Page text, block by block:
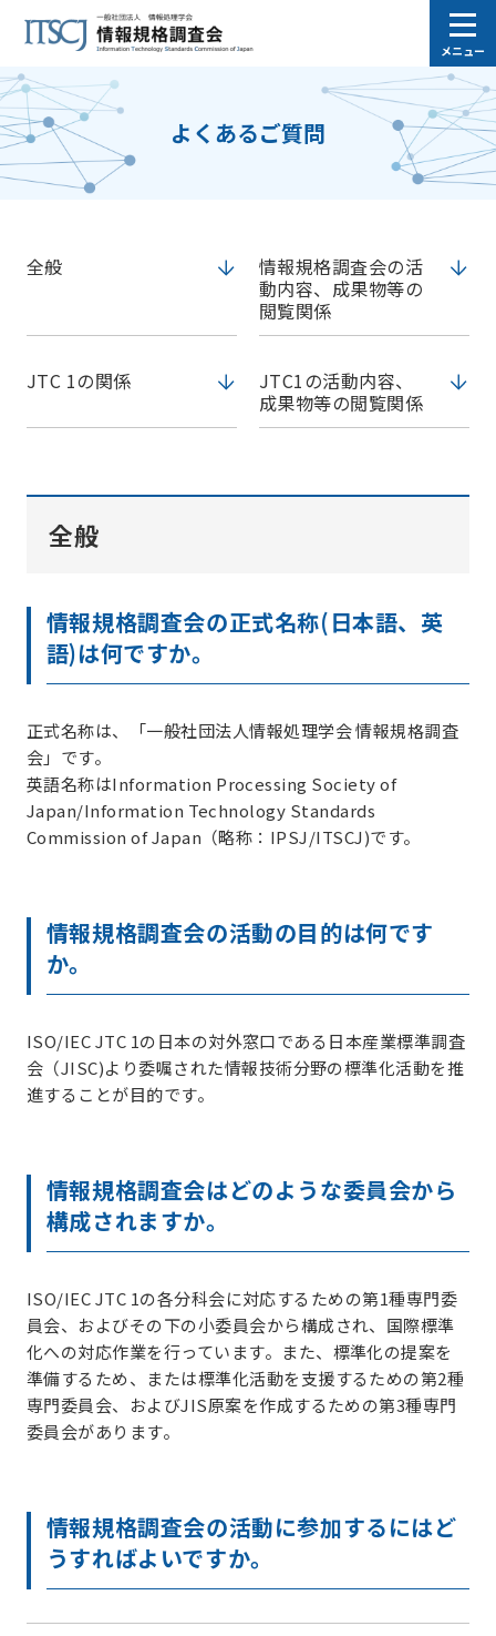
メニュー
よくあるご質問
全般
情報規格調査会の活
動内容、成果物等の
閲覧関係
JTC 1の関係
JTC1の活動内容、
成果物等の閲覧関係
全般
情報規格調査会の正式名称(日本語、英
語)は何ですか。
正式名称は、「一般社団法人情報処理学会 情報規格調査
会」です。
英語名称はInformation Processing Society of
Japan/Information Technology Standards
Commission of Japan（略称：IPSJ/ITSCJ)です。
情報規格調査会の活動の目的は何です
か。
ISO/IEC JTC 1の日本の対外窓口である日本産業標準調査
会（JISC)より委嘱された情報技術分野の標準化活動を推
進することが目的です。
情報規格調査会はどのような委員会から
構成されますか。
ISO/IEC JTC 1の各分科会に対応するための第1種専門委
員会、およびその下の小委員会から構成され、国際標準
化への対応作業を行っています。また、標準化の提案を
準備するため、または標準化活動を支援するための第2種
専門委員会、およびJIS原案を作成するための第3種専門
委員会があります。
情報規格調査会の活動に参加するにはど
うすればよいですか。